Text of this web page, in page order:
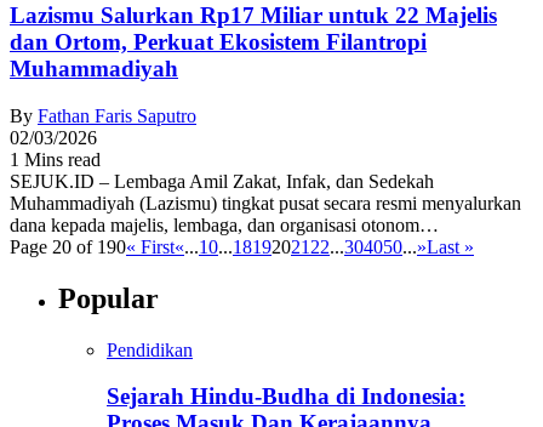
Lazismu Salurkan Rp17 Miliar untuk 22 Majelis
dan Ortom, Perkuat Ekosistem Filantropi
Muhammadiyah
By Fathan Faris Saputro
02/03/2026
1 Mins read
SEJUK.ID – Lembaga Amil Zakat, Infak, dan Sedekah
Muhammadiyah (Lazismu) tingkat pusat secara resmi menyalurkan
dana kepada majelis, lembaga, dan organisasi otonom…
Page 20 of 190« First«...10...18192021 22...304050...»Last »
Popular
Pendidikan
Sejarah Hindu-Budha di Indonesia: